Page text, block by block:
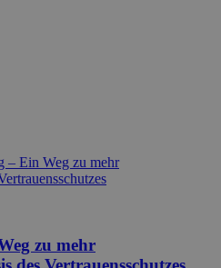
zu mehr